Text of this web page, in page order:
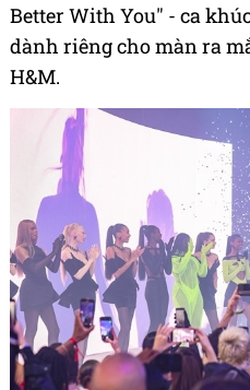
Better With You" - ca
dành riêng cho màn ra
H&M.